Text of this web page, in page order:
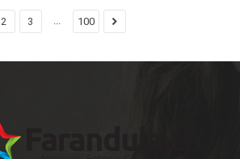
2 3 ... 100